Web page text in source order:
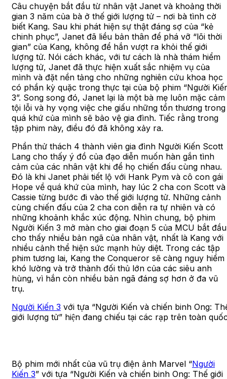
Câu chuyện bắt đầu từ nhân vật Janet và khoảng thời
gian 3 năm của bà ở thế giới lượng tử – nơi bà tình cờ
biết Kang. Sau khi phát hiện sự thật đáng sợ của “kẻ
chinh phục”, Janet đã liều bản thân để phá vỡ “lõi thời
gian” của Kang, không để hắn vượt ra khỏi thế giới
lượng tử. Nói cách khác, với tư cách là nhà thám hiểm
lượng tử, Janet đã thực hiện xuất sắc nhiệm vụ của
mình và đặt nền tảng cho những nghiên cứu khoa học
có phần kỳ quặc trong thực tại của bộ phim “Người
3”. Song song đó, Janet lại là một bà mẹ luôn mặc cảm
tội lỗi và hy vọng việc che giấu những tổn thương trong
quá khứ của mình sẽ bảo vệ gia đình. Tiếc rằng trong
tập phim này, điều đó đã không xảy ra.
Phần thử thách 4 thành viên gia đình Người Kiến Scott
Lang cho thấy ý đồ của đạo diễn muốn hàn gắn tình
cảm của các nhân vật khi để họ chiến đấu cùng nhau.
Đó là khi Janet phải tiết lộ với Hank Pym và cô con gái
Hope về quá khứ của mình, hay lúc 2 cha con Scott và
Cassie từng bước đi vào thế giới lượng tử. Những cảnh
cùng chiến đấu của 2 cha con diễn ra tự nhiên và có
những khoảnh khắc xúc động. Nhìn chung, bộ phim
Người Kiến 3 mở màn cho giai đoạn 5 của MCU bắt đầu
cho thấy nhiều bản ngã của nhân vật, nhất là Kang với
nhiều cảnh thể hiện sức mạnh hủy diệt. Trong các tập
phim tương lai, Kang the Conqueror sẽ càng nguy hiểm
khó lường và trở thành đối thủ lớn của các siêu anh
hùng, vì hắn còn nhiều bản ngã đáng sợ hơn ở đa vũ
trụ.
Người Kiến 3 với tựa “Người Kiến và chiến binh Ong:
giới lượng tử” hiện đang chiếu tại các rạp trên toàn
Bộ phim mới nhất của vũ trụ điện ảnh Marvel “Người
Kiến 3” với tựa “Người Kiến và chiến binh Ong: Thế giới